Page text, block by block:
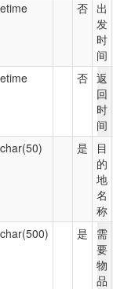
否 出
发
时
间
否 返
回
时
间
是
目
的
地
名
称
是
需
要
物
品